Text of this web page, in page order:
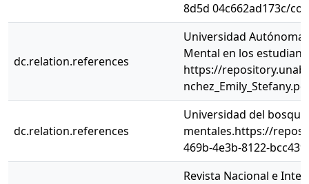
8d5d 04c662ad173c/
dc.relation.references
Universidad Autónoma
Mental en los
https://
dc.relation.references
Universidad del
mentales.https://
469b-4e3b-8122-
Revista Nacional e